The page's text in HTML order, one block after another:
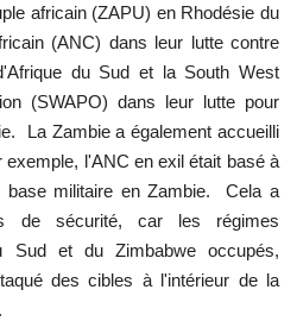
africain (ZAPU) en Rhodésie du
(ANC) dans leur lutte contre
du Sud et la South West
(SWAPO) dans leur lutte pour
La Zambie a également accueilli
l'ANC en exil était basé à
base militaire en Zambie. Cela a
de sécurité, car les régimes
Sud et du Zimbabwe occupés,
des cibles à l'intérieur de la